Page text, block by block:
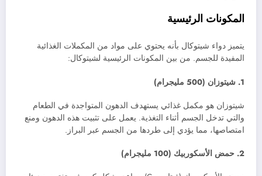
المكونات الرئيسية
يتميز دواء شيتوكال بأنه يحتوي على مواد من المكملات الغذائية
المفيدة للجسم. من بين المكونات الرئيسية لشيتوكال:
1. شيتوزان (500 مليجرام)
شيتوزان هو مكمل غذائي يستهدف الدهون المتواجدة في الطعام
والتي تدخل الجسم أثناء التغذية. يعمل على تثبيت هذه الدهون ومنع
امتصاصها، مما يؤدي إلى طردها من الجسم عبر البراز.
2. حمض الأسكوربيك (100 مليجرام)